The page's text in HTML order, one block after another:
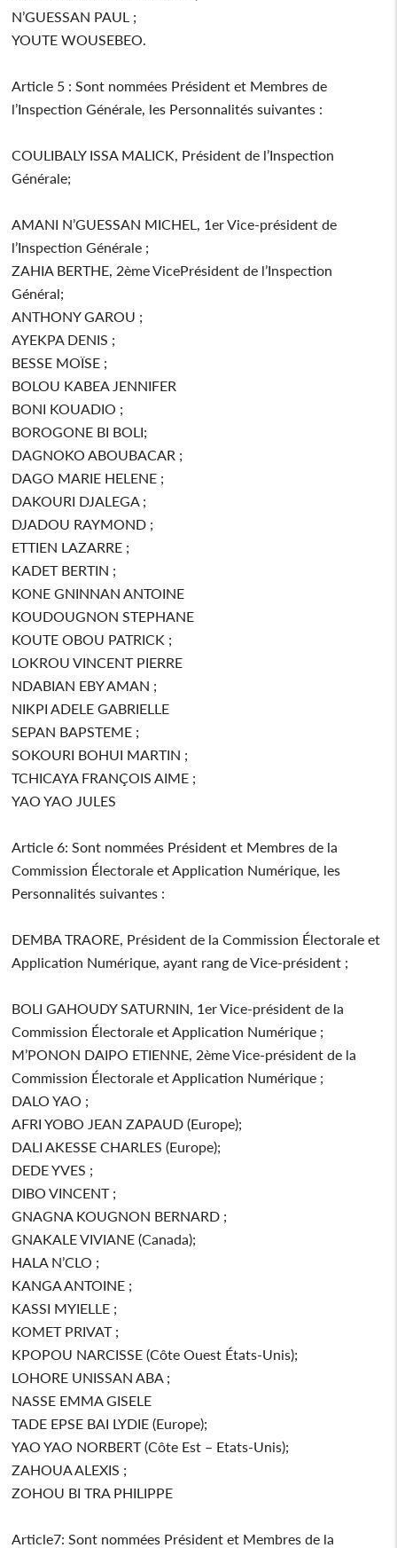
N’GUESSAN PAUL ;
YOUTE WOUSEBEO.
Article 5 : Sont nommées Président et Membres de
l’Inspection Générale, les Personnalités suivantes :
COULIBALY ISSA MALICK, Président de l’Inspection
Générale;
AMANI N’GUESSAN MICHEL, 1er Vice-président de
l’Inspection Générale ;
ZAHIA BERTHE, 2ème VicePrésident de l’Inspection
Général;
ANTHONY GAROU ;
AYEKPA DENIS ;
BESSE MOÏSE ;
BOLOU KABEA JENNIFER
BONI KOUADIO ;
BOROGONE BI BOLI;
DAGNOKO ABOUBACAR ;
DAGO MARIE HELENE ;
DAKOURI DJALEGA ;
DJADOU RAYMOND ;
ETTIEN LAZARRE ;
KADET BERTIN ;
KONE GNINNAN ANTOINE
KOUDOUGNON STEPHANE
KOUTE OBOU PATRICK ;
LOKROU VINCENT PIERRE
NDABIAN EBY AMAN ;
NIKPI ADELE GABRIELLE
SEPAN BAPSTEME ;
SOKOURI BOHUI MARTIN ;
TCHICAYA FRANÇOIS AIME ;
YAO YAO JULES
Article 6: Sont nommées Président et Membres de la
Commission Électorale et Application Numérique, les
Personnalités suivantes :
DEMBA TRAORE, Président de la Commission Électorale et
Application Numérique, ayant rang de Vice-président ;
BOLI GAHOUDY SATURNIN, 1er Vice-président de la
Commission Électorale et Application Numérique ;
M’PONON DAIPO ETIENNE, 2ème Vice-président de la
Commission Électorale et Application Numérique ;
DALO YAO ;
AFRI YOBO JEAN ZAPAUD (Europe);
DALI AKESSE CHARLES (Europe);
DEDE YVES ;
DIBO VINCENT ;
GNAGNA KOUGNON BERNARD ;
GNAKALE VIVIANE (Canada);
HALA N’CLO ;
KANGA ANTOINE ;
KASSI MYIELLE ;
KOMET PRIVAT ;
KPOPOU NARCISSE (Côte Ouest États-Unis);
LOHORE UNISSAN ABA ;
NASSE EMMA GISELE
TADE EPSE BAI LYDIE (Europe);
YAO YAO NORBERT (Côte Est – Etats-Unis);
ZAHOUA ALEXIS ;
ZOHOU BI TRA PHILIPPE
Article7: Sont nommées Président et Membres de la